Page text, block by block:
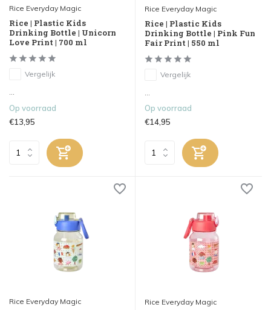
Rice Everyday Magic
Rice | Plastic Kids
Drinking Bottle | Unicorn
Love Print | 700 ml
Vergelijk
Op voorraad
€13,95
Rice Everyday Magic
Rice | Plastic Kids
Drinking Bottle | Pink Fun
Fair Print | 550 ml
Vergelijk
Op voorraad
€14,95
Rice Everyday Magic Rice Everyday Magic